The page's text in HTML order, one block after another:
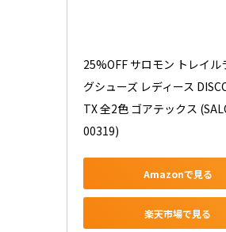
25%OFF サロモン トレイル
グシューズ レディース
TX 全2色 ゴアテックス
00319)
Amazonで見る
楽天市場で見る